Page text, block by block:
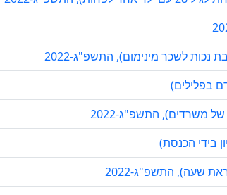
לשכר מינימום), התשפ"ג-2022
בפלילים)
משרדים), התשפ"ג-2022
בידי הכנסת)
שעה), התשפ"ג-2022